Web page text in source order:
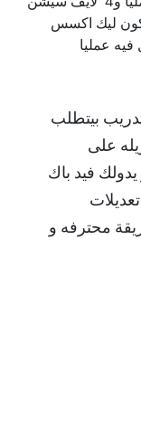
ليك اكسس
بيتطلب
على
فيد باك
محترفه و